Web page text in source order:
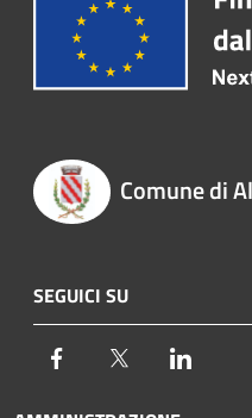
Comune di
SEGUICI SU
Facebook Twitter